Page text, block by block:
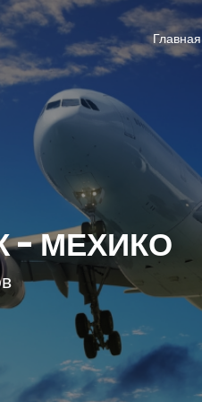
Главная
- МЕХИКО